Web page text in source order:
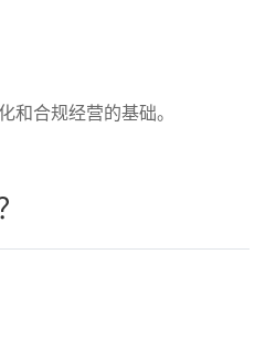
合规经营的基础。